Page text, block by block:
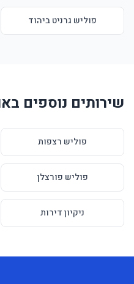
פוליש גרניט ביהוד
שירותים נוספים
פוליש רצפות
פוליש פורצלן
ניקיון דירות